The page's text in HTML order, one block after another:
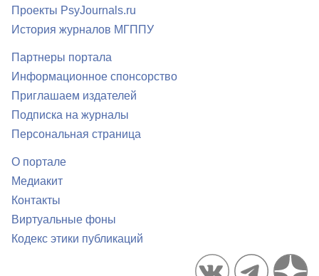
Проекты PsyJournals.ru
История журналов МГППУ
Партнеры портала
Информационное спонсорство
Приглашаем издателей
Подписка на журналы
Персональная страница
О портале
Медиакит
Контакты
Виртуальные фоны
Кодекс этики публикаций